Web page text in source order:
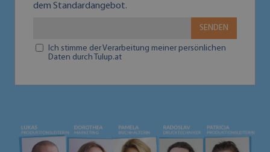
dem Standardangebot.
SENDEN
Ich stimme der Verarbeitung meiner persönlichen
Daten durch Tulup.at